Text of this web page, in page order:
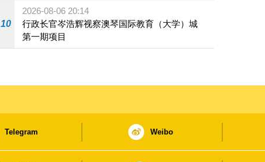
10
2026-08-06 20:14
行政长官岑浩辉视察澳琴国际教育（大学）城
第一期项目
Telegram Weibo